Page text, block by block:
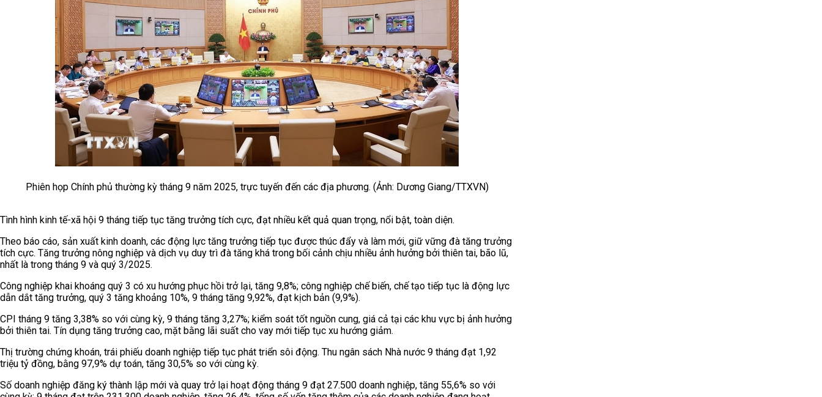
Phiên họp Chính phủ thường kỳ tháng 9 năm 2025, trực tuyến đến các địa phương. (Ảnh: Dương Giang/TTXVN)
Tình hình kinh tế-xã hội 9 tháng tiếp tục tăng trưởng tích cực, đạt nhiều kết quả quan trọng, nổi bật, toàn diện.
Theo báo cáo, sản xuất kinh doanh, các động lực tăng trưởng tiếp tục được thúc đẩy và làm mới, giữ vững đà tăng trưởng
tích cực. Tăng trưởng nông nghiệp và dịch vụ duy trì đà tăng khá trong bối cảnh chịu nhiều ảnh hưởng bởi thiên tai, bão lũ,
nhất là trong tháng 9 và quý 3/2025.
Công nghiệp khai khoáng quý 3 có xu hướng phục hồi trở lại, tăng 9,8%; công nghiệp chế biến, chế tạo tiếp tục là động lực
dẫn dắt tăng trưởng, quý 3 tăng khoảng 10%, 9 tháng tăng 9,92%, đạt kịch bản (9,9%).
CPI tháng 9 tăng 3,38% so với cùng kỳ, 9 tháng tăng 3,27%; kiểm soát tốt nguồn cung, giá cả tại các khu vực bị ảnh hưởng
bởi thiên tai. Tín dụng tăng trưởng cao, mặt bằng lãi suất cho vay mới tiếp tục xu hướng giảm.
Thị trường chứng khoán, trái phiếu doanh nghiệp tiếp tục phát triển sôi động. Thu ngân sách Nhà nước 9 tháng đạt 1,92
triệu tỷ đồng, bằng 97,9% dự toán, tăng 30,5% so với cùng kỳ.
Số doanh nghiệp đăng ký thành lập mới và quay trở lại hoạt động tháng 9 đạt 27.500 doanh nghiệp, tăng 55,6% so với